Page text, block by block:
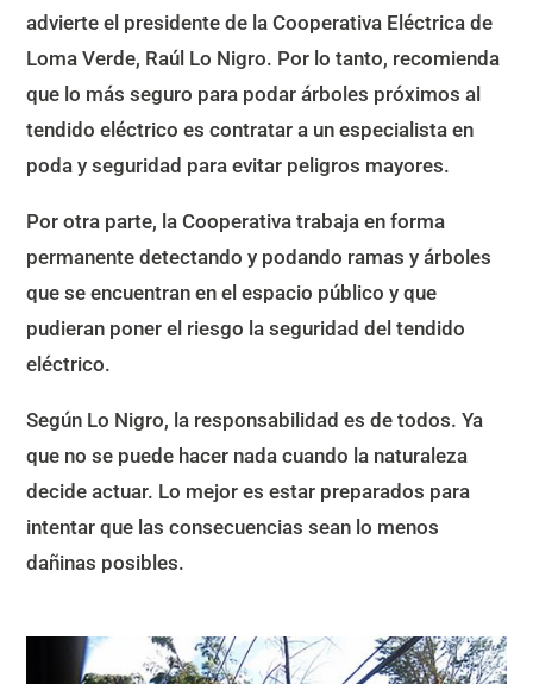
advierte el presidente de la Cooperativa Eléctrica de
Loma Verde, Raúl Lo Nigro. Por lo tanto, recomienda
que lo más seguro para podar árboles próximos al
tendido eléctrico es contratar a un especialista en
poda y seguridad para evitar peligros mayores.
Por otra parte, la Cooperativa trabaja en forma
permanente detectando y podando ramas y árboles
que se encuentran en el espacio público y que
pudieran poner el riesgo la seguridad del tendido
eléctrico.
Según Lo Nigro, la responsabilidad es de todos. Ya
que no se puede hacer nada cuando la naturaleza
decide actuar. Lo mejor es estar preparados para
intentar que las consecuencias sean lo menos
dañinas posibles.